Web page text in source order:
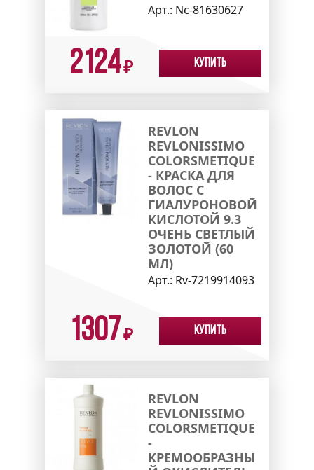
Арт.: Nc-81630627
2124₽ Купить
REVLON
REVLONISSIMO
COLORSMETIQUE
- КРАСКА ДЛЯ
ВОЛОС С
ГИАЛУРОНОВОЙ
КИСЛОТОЙ 9.3
ОЧЕНЬ СВЕТЛЫЙ
ЗОЛОТОЙ (60
МЛ)
Арт.: Rv-7219914093
1307₽ Купить
REVLON
REVLONISSIMO
COLORSMETIQUE
-
КРЕМООБРАЗНЫ